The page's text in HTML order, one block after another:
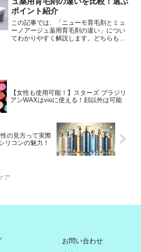
ポイント紹介
この記事では、「ニューモ育毛剤とミュ
ーノアージュ薬用育毛剤の違い」につい
てわかりやすく解説します。どちらも育
【女性も使用可能！】スターズ ブラジリ
アンWAXはvioに使える！顔以外は可能
の見方って実際
リコンの魅力！
ア
お問い合わせ